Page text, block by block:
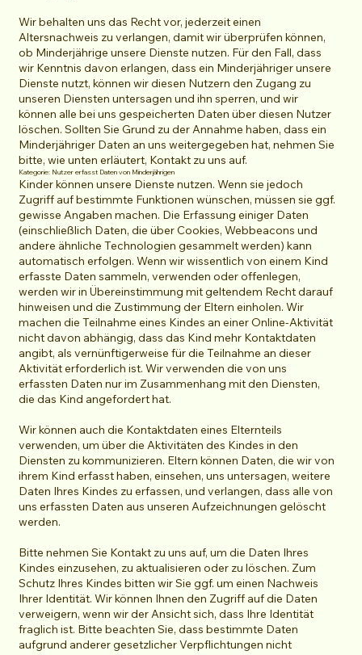
Wir behalten uns das Recht vor, jederzeit einen
Altersnachweis zu verlangen, damit wir überprüfen können,
ob Minderjährige unsere Dienste nutzen. Für den Fall, dass
wir Kenntnis davon erlangen, dass ein Minderjähriger unsere
Dienste nutzt, können wir diesen Nutzern den Zugang zu
unseren Diensten untersagen und ihn sperren, und wir
können alle bei uns gespeicherten Daten über diesen Nutzer
löschen. Sollten Sie Grund zu der Annahme haben, dass ein
Minderjähriger Daten an uns weitergegeben hat, nehmen Sie
bitte, wie unten erläutert, Kontakt zu uns auf.
Kategorie: Nutzer erfasst Daten von Minderjährigen
Kinder können unsere Dienste nutzen. Wenn sie jedoch
Zugriff auf bestimmte Funktionen wünschen, müssen sie ggf.
gewisse Angaben machen. Die Erfassung einiger Daten
(einschließlich Daten, die über Cookies, Webbeacons und
andere ähnliche Technologien gesammelt werden) kann
automatisch erfolgen. Wenn wir wissentlich von einem Kind
erfasste Daten sammeln, verwenden oder offenlegen,
werden wir in Übereinstimmung mit geltendem Recht darauf
hinweisen und die Zustimmung der Eltern einholen. Wir
machen die Teilnahme eines Kindes an einer Online-Aktivität
nicht davon abhängig, dass das Kind mehr Kontaktdaten
angibt, als vernünftigerweise für die Teilnahme an dieser
Aktivität erforderlich ist. Wir verwenden die von uns
erfassten Daten nur im Zusammenhang mit den Diensten,
die das Kind angefordert hat.
Wir können auch die Kontaktdaten eines Elternteils
verwenden, um über die Aktivitäten des Kindes in den
Diensten zu kommunizieren. Eltern können Daten, die wir von
ihrem Kind erfasst haben, einsehen, uns untersagen, weitere
Daten Ihres Kindes zu erfassen, und verlangen, dass alle von
uns erfassten Daten aus unseren Aufzeichnungen gelöscht
werden.
Bitte nehmen Sie Kontakt zu uns auf, um die Daten Ihres
Kindes einzusehen, zu aktualisieren oder zu löschen. Zum
Schutz Ihres Kindes bitten wir Sie ggf. um einen Nachweis
Ihrer Identität. Wir können Ihnen den Zugriff auf die Daten
verweigern, wenn wir der Ansicht sich, dass Ihre Identität
fraglich ist. Bitte beachten Sie, dass bestimmte Daten
aufgrund anderer gesetzlicher Verpflichtungen nicht